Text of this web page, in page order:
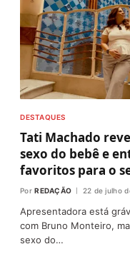
DESTAQUES
Tati Machado
sexo do bebê e
favoritos para o
Por REDAÇÃO 22 de julho
Apresentadora está
com Bruno Monteiro,
sexo do…